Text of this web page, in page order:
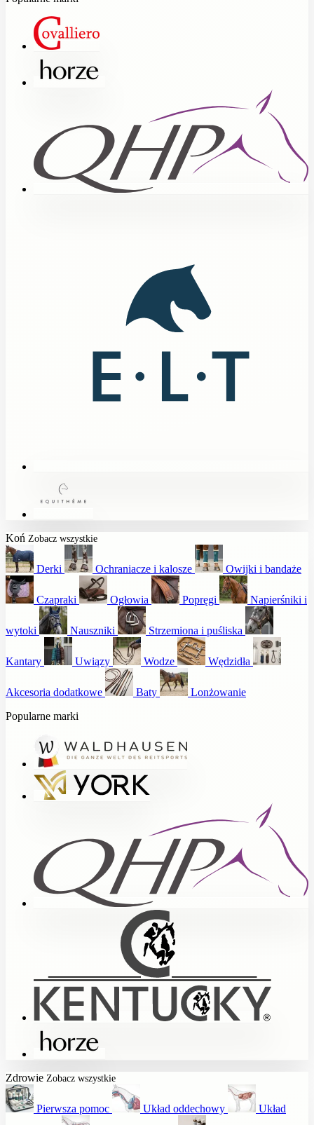
Koń Zobacz wszystkie
Derki Ochraniacze i kalosze Owijki i bandaże
Czapraki Ogłowia Popręgi Napierśniki i
wytoki Nauszniki Strzemiona i puśliska
Kantary Uwiązy Wodze Wędzidła
Akcesoria dodatkowe Baty
Lonżowanie
Popularne marki
Zdrowie Zobacz wszystkie
Pierwsza pomoc Układ oddechowy Układ